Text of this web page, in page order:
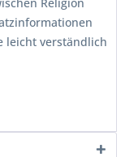
leicht verständlich